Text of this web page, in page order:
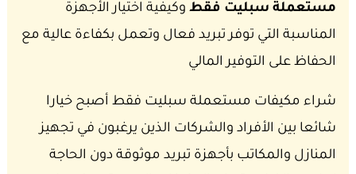
مستعملة سبليت فقطوكيفية اختيار الأجهزة
المناسبة التي توفر تبريد فعال وتعمل بكفاءة عالية مع
الحفاظ على التوفير المالي
شراء مكيفات مستعملة سبليت فقط أصبح خيارا
شائعا بين الأفراد والشركات الذين يرغبون في تجهيز
المنازل والمكاتب بأجهزة تبريد موثوقة دون الحاجة